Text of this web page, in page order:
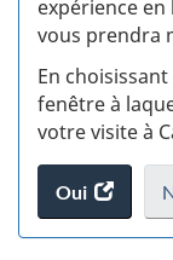
expérience en
vous prendra
En
fenêtre à
votre visite à
Oui
au